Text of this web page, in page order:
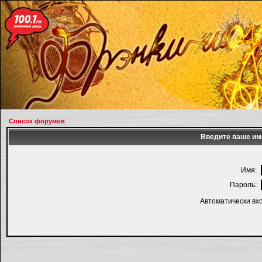
Список форумов
Введите ваше
Имя:
Пароль:
Автоматически